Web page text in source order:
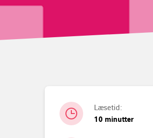
Læsetid:
10 minutter